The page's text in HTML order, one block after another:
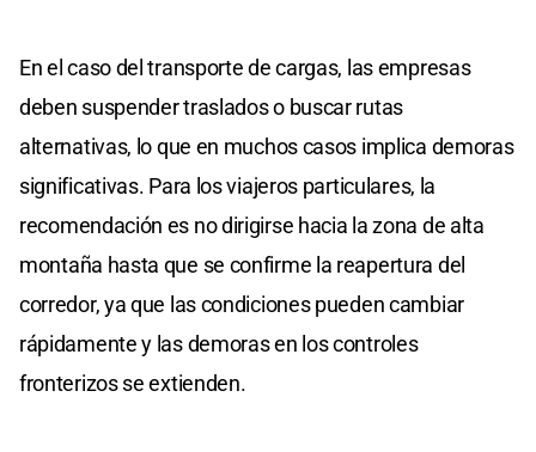
En el caso del transporte de cargas, las empresas
deben suspender traslados o buscar rutas
alternativas, lo que en muchos casos implica demoras
significativas. Para los viajeros particulares, la
recomendación es no dirigirse hacia la zona de alta
montaña hasta que se confirme la reapertura del
corredor, ya que las condiciones pueden cambiar
rápidamente y las demoras en los controles
fronterizos se extienden.